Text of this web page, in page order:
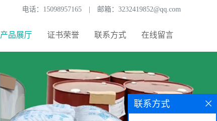
电话： 15098957165 邮箱： 3232419852@qq.com
产品展厅 证书荣誉 联系方式 在线留言
联系方式